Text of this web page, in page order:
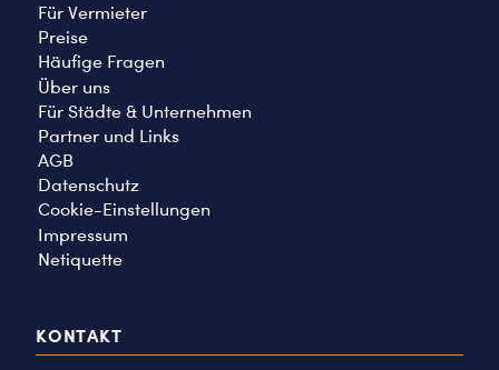
Für Vermieter
Preise
Häufige Fragen
Über uns
Für Städte & Unternehmen
Partner und Links
AGB
Datenschutz
Cookie-Einstellungen
Impressum
Netiquette
KONTAKT